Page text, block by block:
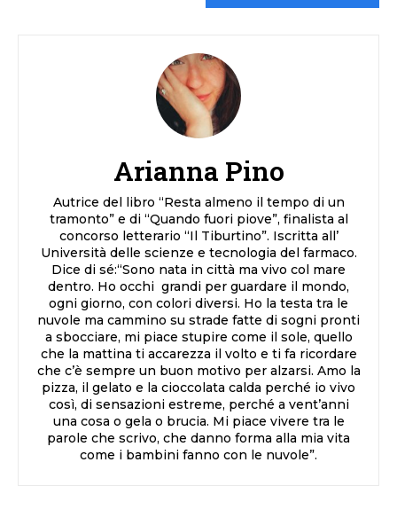
Arianna Pino
Autrice del libro “Resta almeno il tempo di un
tramonto” e di “Quando fuori piove”, finalista al
concorso letterario “Il Tiburtino”. Iscritta all’
Università delle scienze e tecnologia del farmaco.
Dice di sé:“Sono nata in città ma vivo col mare
dentro. Ho occhi grandi per guardare il mondo,
ogni giorno, con colori diversi. Ho la testa tra le
nuvole ma cammino su strade fatte di sogni pronti
a sbocciare, mi piace stupire come il sole, quello
che la mattina ti accarezza il volto e ti fa ricordare
che c’è sempre un buon motivo per alzarsi. Amo la
pizza, il gelato e la cioccolata calda perché io vivo
così, di sensazioni estreme, perché a vent’anni
una cosa o gela o brucia. Mi piace vivere tra le
parole che scrivo, che danno forma alla mia vita
come i bambini fanno con le nuvole”.